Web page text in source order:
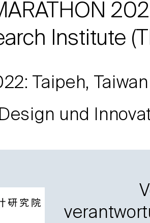
Institute
Taipeh, Taiwan
und